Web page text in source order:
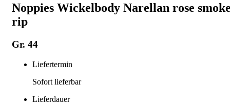
Noppies Wickelbody Narellan rose
rip
Gr. 44
Liefertermin
Sofort lieferbar
Lieferdauer